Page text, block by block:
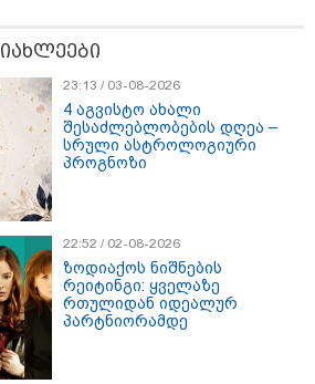
თბილისი - ანტალია 696.80
ლარიდან
თბილისი - ჰერაკლიონი 1778.80
ლარიდან
23:13 / 03-08-2026
4 აგვისტო ახალი
შესაძლებლობების დღეა –
სრული ასტროლოგიური
პროგნოზი
22:52 / 02-08-2026
ზოდიაქოს ნიშნების
რეიტინგი: ყველაზე
რთულიდან იდეალურ
პარტნიორამდე